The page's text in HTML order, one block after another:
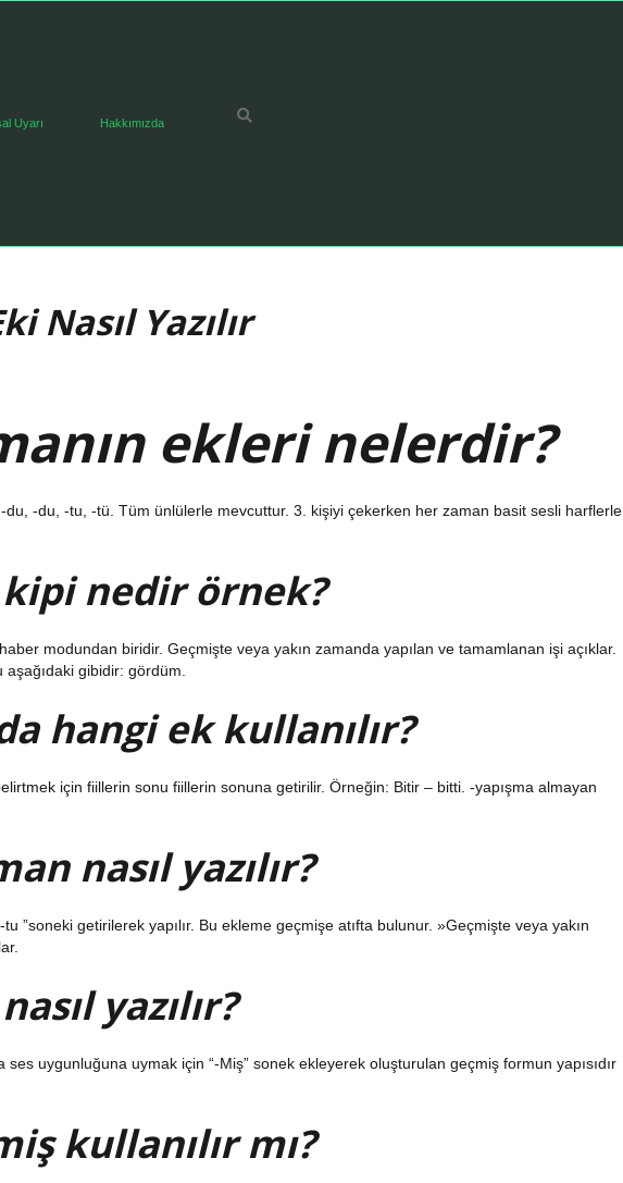
Uyarı Hakkımızda
Nasıl Yazılır
ekleri nelerdir?
du, -du, -tu, -tü. Tüm ünlülerle mevcuttur. 3. kişiyi çekerken her zaman basit sesli harflerle
nedir örnek?
modundan biridir. Geçmişte veya yakın zamanda yapılan ve tamamlanan işi açıklar.
gibidir: gördüm.
hangi ek kullanılır?
için fiillerin sonu fiillerin sonuna getirilir. Örneğin: Bitir – bitti. -yapışma almayan
nasıl yazılır?
”soneki getirilerek yapılır. Bu ekleme geçmişe atıfta bulunur. »Geçmişte veya yakın
yazılır?
uygunluğuna uymak için “-Miş” sonek ekleyerek oluşturulan geçmiş formun yapısıdır
kullanılır mı?